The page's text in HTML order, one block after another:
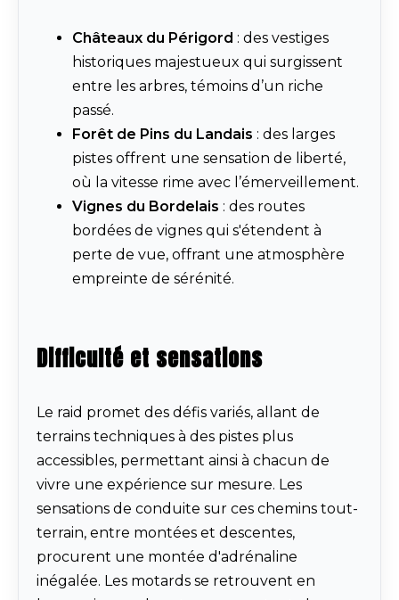
Châteaux du Périgord : des vestiges
historiques majestueux qui surgissent
entre les arbres, témoins d’un riche
passé.
Forêt de Pins du Landais : des larges
pistes offrent une sensation de liberté,
où la vitesse rime avec l’émerveillement.
Vignes du Bordelais : des routes
bordées de vignes qui s'étendent à
perte de vue, offrant une atmosphère
empreinte de sérénité.
Difficulté et sensations
Le raid promet des défis variés, allant de
terrains techniques à des pistes plus
accessibles, permettant ainsi à chacun de
vivre une expérience sur mesure. Les
sensations de conduite sur ces chemins tout-
terrain, entre montées et descentes,
procurent une montée d'adrénaline
inégalée. Les motards se retrouvent en